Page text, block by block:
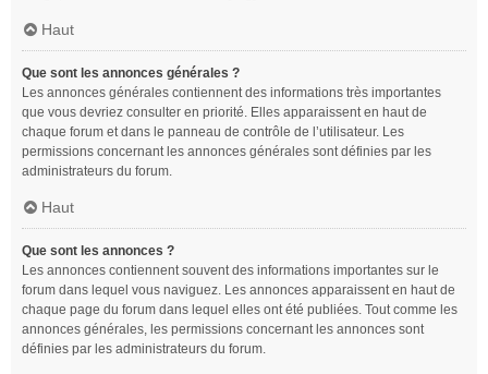
Haut
Que sont les annonces générales ?
Les annonces générales contiennent des informations très importantes
que vous devriez consulter en priorité. Elles apparaissent en haut de
chaque forum et dans le panneau de contrôle de l’utilisateur. Les
permissions concernant les annonces générales sont définies par les
administrateurs du forum.
Haut
Que sont les annonces ?
Les annonces contiennent souvent des informations importantes sur le
forum dans lequel vous naviguez. Les annonces apparaissent en haut de
chaque page du forum dans lequel elles ont été publiées. Tout comme les
annonces générales, les permissions concernant les annonces sont
définies par les administrateurs du forum.